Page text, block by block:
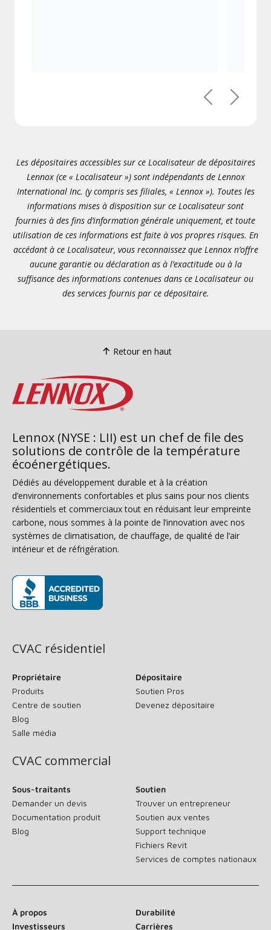
PrécédentSuivant
Les dépositaires accessibles sur ce Localisateur de dépositaires
Lennox (ce « Localisateur ») sont indépendants de Lennox
International Inc. (y compris ses filiales, « Lennox »). Toutes les
informations mises à disposition sur ce Localisateur sont
fournies à des fins d’information générale uniquement, et toute
utilisation de ces informations est faite à vos propres risques. En
accédant à ce Localisateur, vous reconnaissez que Lennox n’offre
aucune garantie ou déclaration as à l’exactitude ou à la
suffisance des informations contenues dans ce Localisateur ou
des services fournis par ce dépositaire.
Retour en haut
Lennox (NYSE : LII) est un chef de file des
solutions de contrôle de la température
écoénergétiques.
Dédiés au développement durable et à la création
d’environnements confortables et plus sains pour nos clients
résidentiels et commerciaux tout en réduisant leur empreinte
carbone, nous sommes à la pointe de l’innovation avec nos
systèmes de climatisation, de chauffage, de qualité de l’air
intérieur et de réfrigération.
CVAC résidentiel
Propriétaire
Produits
Centre de soutien
Blog
Salle média
Dépositaire
Soutien Pros
Devenez dépositaire
CVAC commercial
Sous-traitants
Demander un devis
Documentation produit
Blog
Soutien
Trouver un entrepreneur
Soutien aux ventes
Support technique
Fichiers Revit
Services de comptes nationaux
À propos
Durabilité
Investisseurs
Carrières